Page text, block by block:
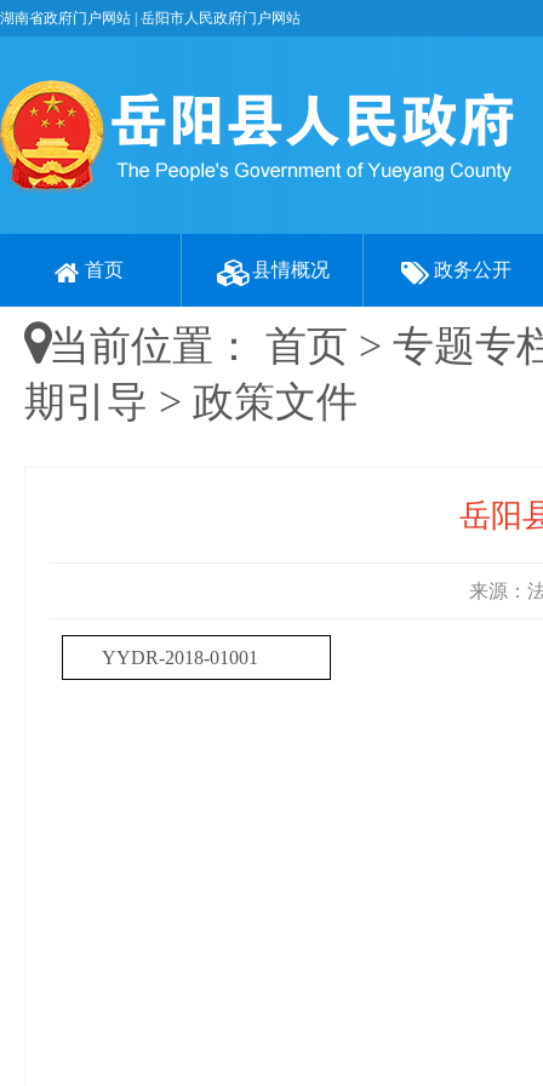
湖南省政府门户网站 岳阳市人民政府门户网站
首页 县情概况 政务公开
当前位置： 首页 > 专题专
期引导 > 政策文件
岳阳
来源：
YYDR-2018-01001